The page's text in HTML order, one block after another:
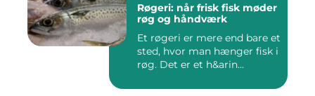
Røgeri: når frisk fisk møder
røg og håndværk
Et røgeri er mere end bare et
sted, hvor man hænger fisk i
røg. Det er et h&arin...